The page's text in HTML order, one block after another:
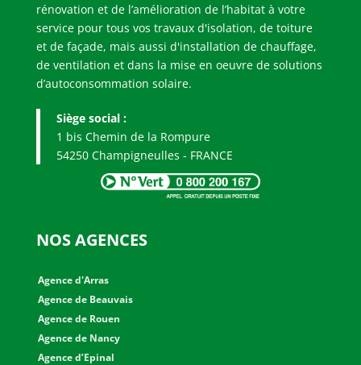
rénovation et de l’amélioration de l’habitat à votre
service pour tous vos travaux d'isolation, de toiture
et de façade, mais aussi d'installation de chauffage,
de ventilation et dans la mise en oeuvre de solutions
d’autoconsommation solaire.
Siège social :
1 bis Chemin de la Rompure
54250 Champigneulles - FRANCE
NOS AGENCES
Agence d'Arras
Agence de Beauvais
Agence de Rouen
Agence de Nancy
Agence d’Epinal